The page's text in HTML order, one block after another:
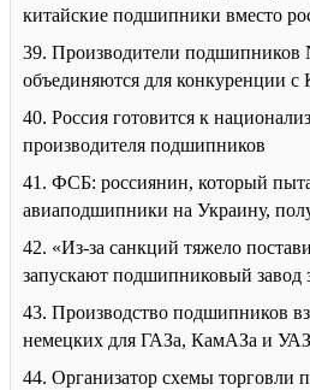
китайские подшипники вместо
39. Производители
объединяются для конкуренции с
40. Россия готовится к
производителя подшипников
41. ФСБ: россиянин, который
авиаподшипники на Украину,
42. «Из-за санкций тяжело
запускают подшипниковый завод
43. Производство подшипников
немецких для ГАЗа, КамАЗа и
44. Организатор схемы торговли